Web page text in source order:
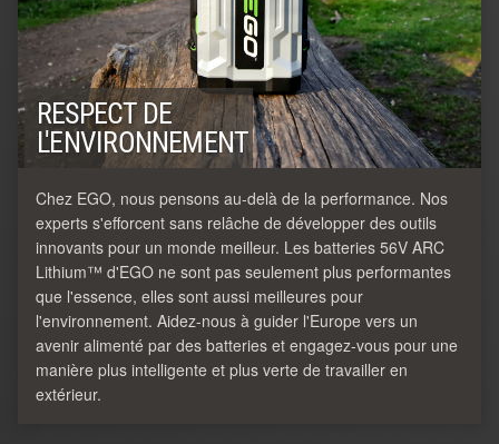
RESPECT DE
L'ENVIRONNEMENT
Chez EGO, nous pensons au-delà de la performance. Nos
experts s'efforcent sans relâche de développer des outils
innovants pour un monde meilleur. Les batteries 56V ARC
Lithium™ d'EGO ne sont pas seulement plus performantes
que l'essence, elles sont aussi meilleures pour
l'environnement. Aidez-nous à guider l'Europe vers un
avenir alimenté par des batteries et engagez-vous pour une
manière plus intelligente et plus verte de travailler en
extérieur.